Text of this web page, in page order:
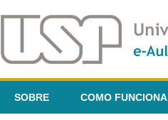
SOBRE COMO FUNCIONA